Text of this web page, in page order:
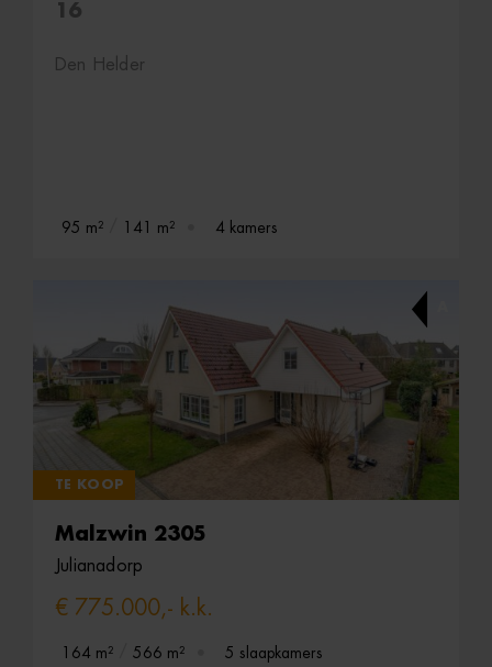
16
Den Helder
95 m² 141 m² 4 kamers
TE KOOP
Malzwin 2305
Julianadorp
€ 775.000,- k.k.
164 m² 566 m² 5 slaapkamers